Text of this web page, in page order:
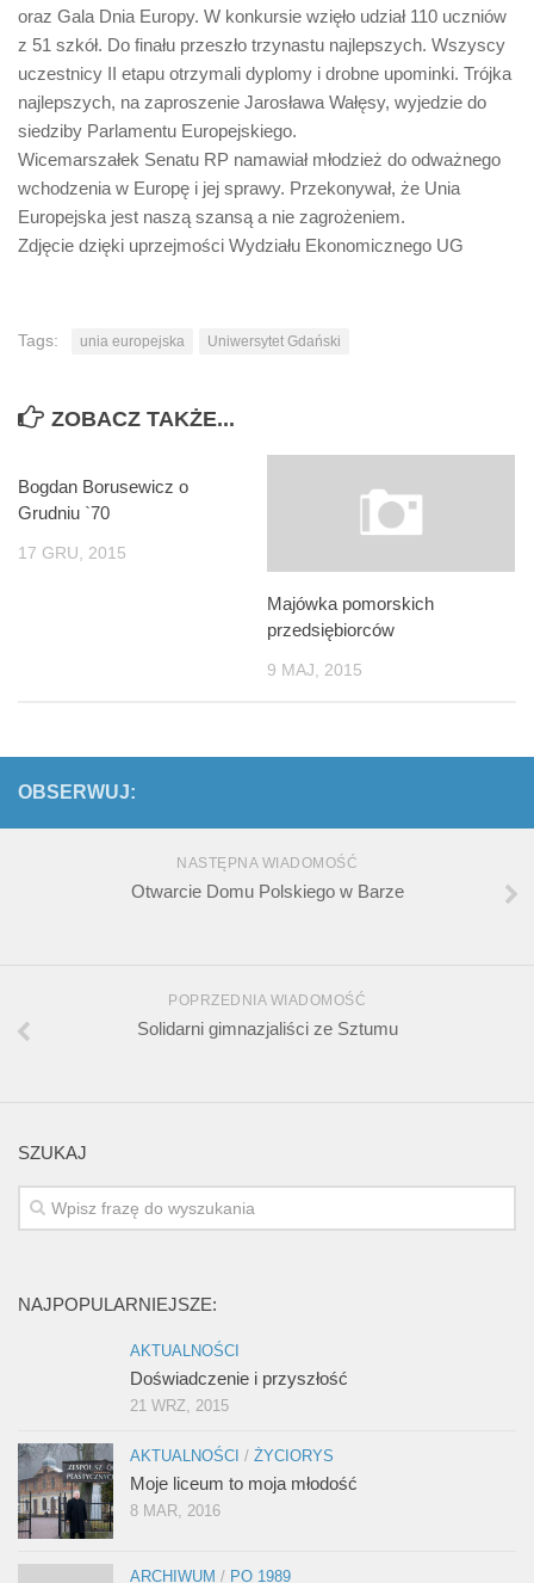
oraz Gala Dnia Europy. W konkursie wzięło udział 110 uczniów
z 51 szkół. Do finału przeszło trzynastu najlepszych. Wszyscy
uczestnicy II etapu otrzymali dyplomy i drobne upominki. Trójka
najlepszych, na zaproszenie Jarosława Wałęsy, wyjedzie do
siedziby Parlamentu Europejskiego.
Wicemarszałek Senatu RP namawiał młodzież do odważnego
wchodzenia w Europę i jej sprawy. Przekonywał, że Unia
Europejska jest naszą szansą a nie zagrożeniem.
Zdjęcie dzięki uprzejmości Wydziału Ekonomicznego UG
Tags: unia europejska Uniwersytet Gdański
ZOBACZ TAKŻE...
Bogdan Borusewicz o
Grudniu `70
17 GRU, 2015
Majówka pomorskich
przedsiębiorców
9 MAJ, 2015
OBSERWUJ:
NASTĘPNA WIADOMOŚĆ
Otwarcie Domu Polskiego w Barze
POPRZEDNIA WIADOMOŚĆ
Solidarni gimnazjaliści ze Sztumu
SZUKAJ
NAJPOPULARNIEJSZE:
AKTUALNOŚCI
Doświadczenie i przyszłość
21 WRZ, 2015
AKTUALNOŚCI / ŻYCIORYS
Moje liceum to moja młodość
8 MAR, 2016
ARCHIWUM / PO 1989